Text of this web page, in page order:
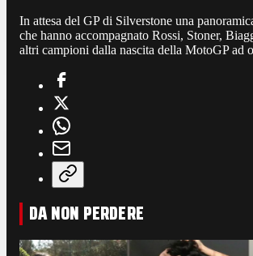
In attesa del GP di Silverstone una
che hanno accompagnato Rossi, Stoner,
altri campioni dalla nascita della MotoGP ad
DA NON PERDERE